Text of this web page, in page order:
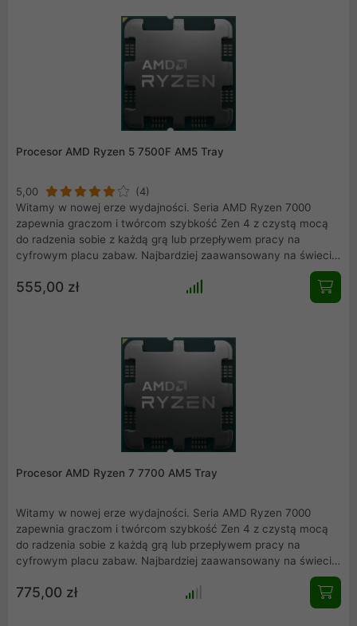
wydajności w kompaktowej formie oto odpowiedź. Ryzen 7
9800X3D to więcej niż procesor. To przyszłość w Twoim
Procesor AMD Ryzen 5 7500F AM5 Tray
5,00
(4)
Witamy w nowej erze wydajności. Seria AMD Ryzen 7000
zapewnia graczom i twórcom szybkość Zen 4 z czystą mocą
do radzenia sobie z każdą grą lub przepływem pracy na
cyfrowym placu zabaw. Najbardziej zaawansowany na świecie
procesor do komputerów PC dla graczy i twórców zwiększa
wiodącą pozycję AMD w zakresie wydajności komputera.
555,00 zł
Procesor AMD Ryzen 7 7700 AM5 Tray
Witamy w nowej erze wydajności. Seria AMD Ryzen 7000
zapewnia graczom i twórcom szybkość Zen 4 z czystą mocą
do radzenia sobie z każdą grą lub przepływem pracy na
cyfrowym placu zabaw. Najbardziej zaawansowany na świecie
procesor do komputerów PC dla graczy i twórców zwiększa
wiodącą pozycję AMD w zakresie wydajności komputera.
Procesor AMD Ryzen 7 7700 względem wersji 7700X posiada
775,00 zł